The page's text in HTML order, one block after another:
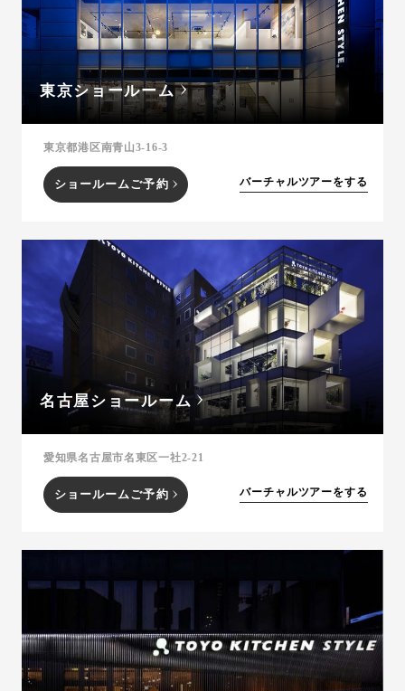
東京ショールーム
東京都港区南青山3-16-3
ショールームご予約 バーチャルツアーをする
名古屋ショールーム
愛知県名古屋市名東区一社2-21
ショールームご予約 バーチャルツアーをする